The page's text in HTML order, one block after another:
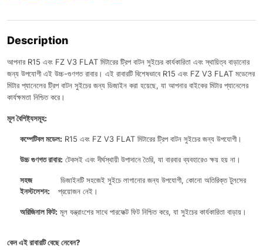
Description
আপনার R15 এবং FZ V3 FLAT মিটারের ট্রিপ বাটন সুইচের কার্যকারিতা এবং স্থায়িত্ব বাড়ানোর
জন্য উপযোগী এই উচ্চ-গুণগত রাবার। এই রাবারটি বিশেষভাবে R15 এবং FZ V3 FLAT মডেলের
মিটার প্যানেলের ট্রিপ বাটন সুইচের জন্য ডিজাইন করা হয়েছে, যা আপনার বাইকের মিটার প্যানেলের
কার্যক্ষমতা নিশ্চিত করে।
মূল বৈশিষ্ট্যসমূহ:
কম্পেটিবল মডেল: R15 এবং FZ V3 FLAT মিটারের ট্রিপ বাটন সুইচের জন্য উপযোগী।
উচ্চ গুণগত রাবার: টেকসই এবং দীর্ঘস্থায়ী উপাদানে তৈরি, যা বারবার ব্যবহারেও ক্ষয় হয় না।
সহজ
ইনস্টলেশন:
ডিজাইনটি সহজেই সুইচে লাগানোর জন্য উপযোগী, কোনো অতিরিক্ত টুলসের
প্রয়োজন নেই।
অরিজিনাল ফিট: মূল যন্ত্রাংশের সাথে পারফেক্ট ফিট নিশ্চিত করে, যা সুইচের কার্যকারিতা বাড়ায়।
কেন এই রাবারটি বেছে নেবেন?